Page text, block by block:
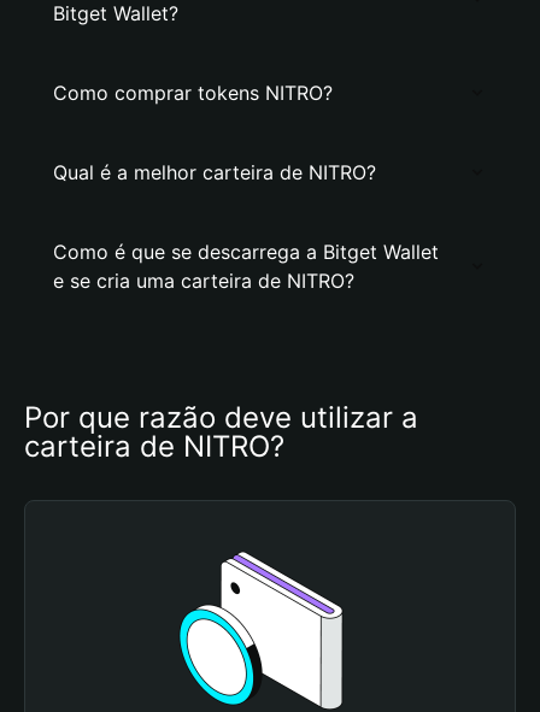
Bitget Wallet?
Como comprar tokens NITRO?
Qual é a melhor carteira de NITRO?
Como é que se descarrega a Bitget Wallet
e se cria uma carteira de NITRO?
Por que razão deve utilizar a
carteira de NITRO?